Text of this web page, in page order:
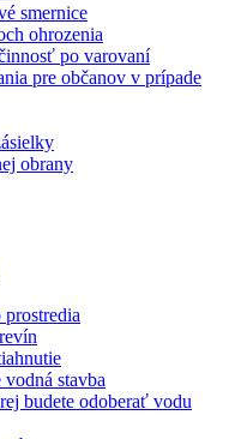
smernice
ohrozenia
po varovaní
pre občanov v prípade
obrany
stavba
budete odoberať vodu